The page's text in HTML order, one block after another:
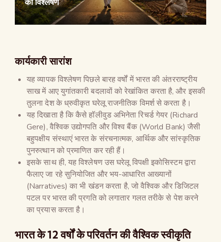
कार्यकारी सारांश
यह व्यापक विश्लेषण पिछले बारह वर्षों में भारत की अंतरराष्ट्रीय
साख में आए युगांतकारी बदलावों को रेखांकित करता है, और इसकी
तुलना देश के ध्रुवीकृत घरेलू राजनीतिक विमर्श से करता है।
यह दिखाता है कि कैसे हॉलीवुड अभिनेता रिचर्ड गेयर (Richard
Gere), वैश्विक उद्योगपति और विश्व बैंक (World Bank) जैसी
बहुपक्षीय संस्थाएं भारत के संरचनात्मक, आर्थिक और सांस्कृतिक
पुनरुत्थान को प्रमाणित कर रही हैं।
इसके साथ ही, यह विश्लेषण उस घरेलू विपक्षी इकोसिस्टम द्वारा
फैलाए जा रहे सुनियोजित और भय-आधारित आख्यानों
(Narratives) का भी खंडन करता है, जो वैश्विक और डिजिटल
पटल पर भारत की प्रगति को लगातार गलत तरीके से पेश करने
का प्रयास करता है।
भारत के 12 वर्षों के परिवर्तन की वैश्विक स्वीकृति